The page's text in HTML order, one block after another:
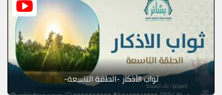
ثواب الأذكار -الحلقة التاسعة-